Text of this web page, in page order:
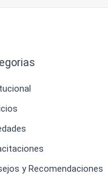
y Recomendaciones